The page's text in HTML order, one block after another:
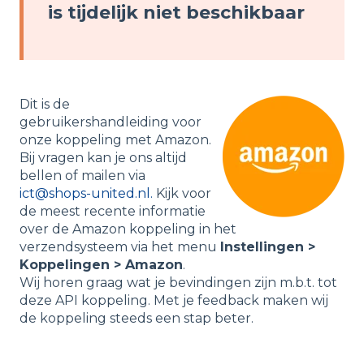
is tijdelijk niet beschikbaar
Dit is de
gebruikershandleiding voor
onze koppeling met Amazon.
Bij vragen kan je ons altijd
bellen of mailen via
ict@shops-united.nl. Kijk voor
de meest recente informatie
over de Amazon koppeling in het
verzendsysteem via het menu
Instellingen >
Koppelingen > Amazon.
Wij horen graag wat je bevindingen zijn m.b.t. tot
deze API koppeling. Met je feedback maken wij
de koppeling steeds een stap beter.